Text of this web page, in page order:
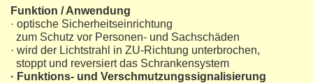
Funktion / Anwendung
· optische Sicherheitseinrichtung
zum Schutz vor Personen- und Sachschäden
· wird der Lichtstrahl in ZU-Richtung unterbrochen,
stoppt und reversiert das Schrankensystem
· Funktions- und Verschmutzungssignalisierung